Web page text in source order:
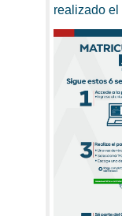
realizado el